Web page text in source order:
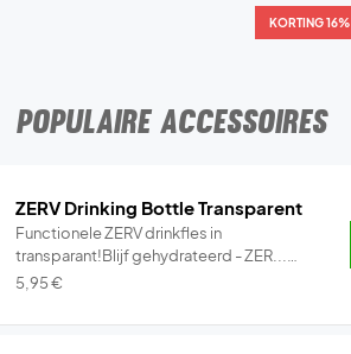
KORTING 16%
POPULAIRE ACCESSOIRES
ZERV Drinking Bottle Transparent
Functionele ZERV drinkfles in
transparant!Blijf gehydrateerd - ZER...
Info
5,95€